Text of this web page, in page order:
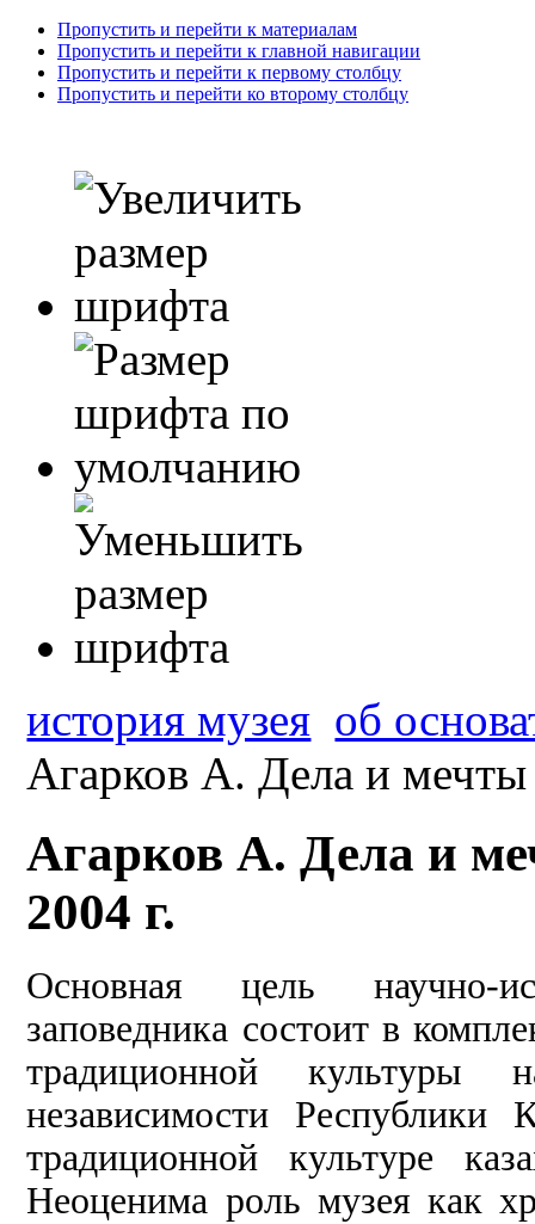
Пропустить и перейти к материалам
Пропустить и перейти к главной навигации
Пропустить и перейти к первому столбцу
Пропустить и перейти ко второму столбцу
история музея об
Агарков А. Дела и мечты
Агарков А. Дела и
2004 г.
Основная цель научно-
заповедника состоит в
традиционной культуры
независимости Республики
традиционной культуре
Неоценима роль музея как